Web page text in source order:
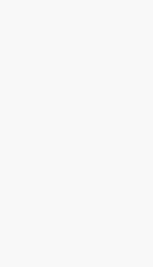
AMAZE.cz –
Aktualizujte